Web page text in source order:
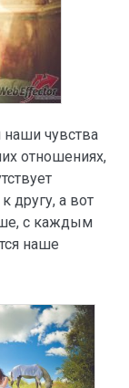
чувства
отношениях,
другу, а вот
с каждым
наше